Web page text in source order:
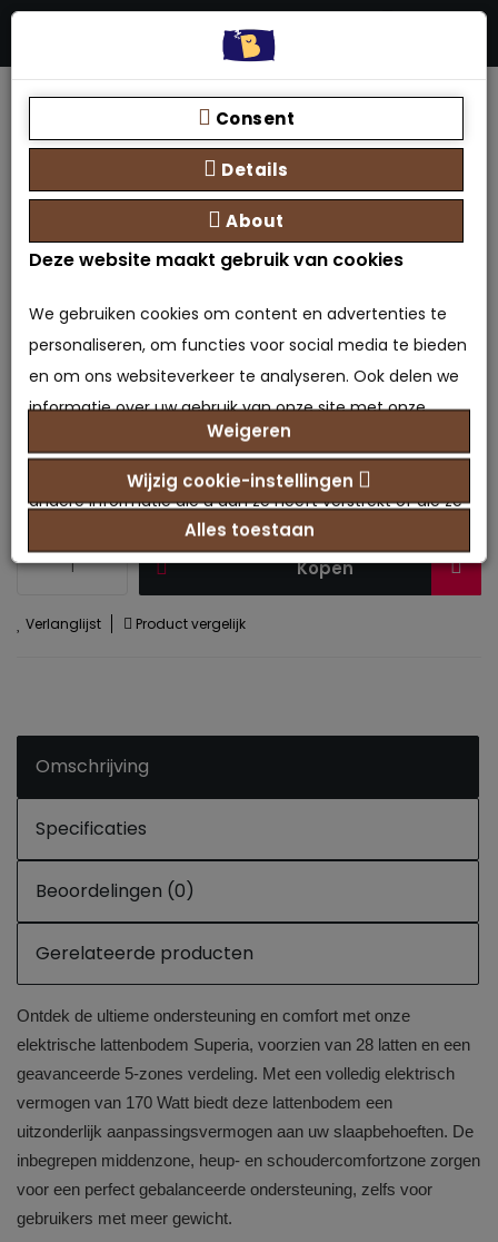
Zoeken
Elektrische Lattenbodem
Superia 28-lat
Model: BBO-6013827432422
Beschikbaarheid: Op voorraad
€299,00
Maat selecteren
Kopen
Verlanglijst Product vergelijk
Omschrijving
Specificaties
Beoordelingen (0)
Gerelateerde producten
Ontdek de ultieme ondersteuning en comfort met onze
elektrische lattenbodem Superia, voorzien van 28 latten en een
geavanceerde 5-zones verdeling. Met een volledig elektrisch
vermogen van 170 Watt biedt deze lattenbodem een
uitzonderlijk aanpassingsvermogen aan uw slaapbehoeften. De
inbegrepen middenzone, heup- en schoudercomfortzone zorgen
voor een perfect gebalanceerde ondersteuning, zelfs voor
gebruikers met meer gewicht.
Consent
Details
About
Deze website maakt gebruik van cookies
We gebruiken cookies om content en advertenties te
personaliseren, om functies voor social media te bieden
en om ons websiteverkeer te analyseren. Ook delen we
informatie over uw gebruik van onze site met onze
partners voor social media, adverteren en analyse. Deze
partners kunnen deze gegevens combineren met
andere informatie die u aan ze heeft verstrekt of die ze
hebben verzameld op basis van uw gebruik van hun
services.
Weigeren
Wijzig cookie-instellingen
Alles toestaan